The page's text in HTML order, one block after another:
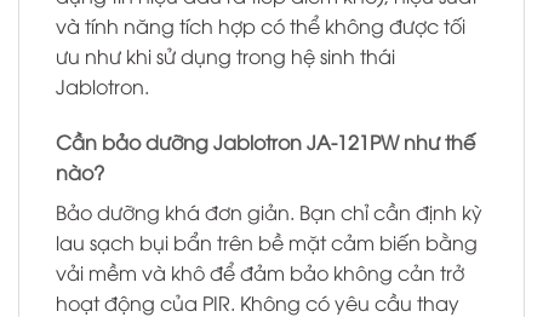
và tính năng tích hợp có thể không được tối
ưu như khi sử dụng trong hệ sinh thái
Jablotron.
Cần bảo dưỡng Jablotron JA-121PW như thế
nào?
Bảo dưỡng khá đơn giản. Bạn chỉ cần định kỳ
lau sạch bụi bẩn trên bề mặt cảm biến bằng
vải mềm và khô để đảm bảo không cản trở
hoạt động của PIR. Không có yêu cầu thay